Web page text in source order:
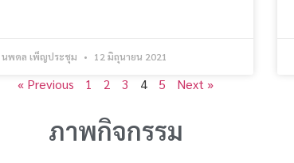
นพดล เพ็ญประชุม 12 มิถุนายน 2021
« Previous 1 2 3 4 5 Next »
ภาพกิจกรรม